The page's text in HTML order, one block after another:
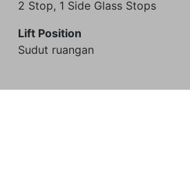
2 Stop, 1 Side Glass Stops
Lift Position
Sudut ruangan